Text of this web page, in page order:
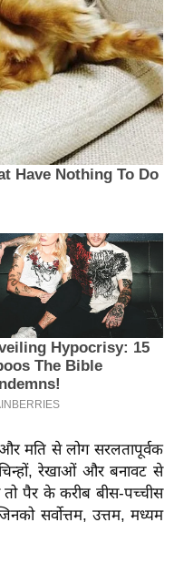
मति से लोग सरलतापूर्वक
रेखाओं और बनावट से
तो पैर के करीब बीस-पच्चीस
सर्वोत्तम, उत्तम, मध्यम